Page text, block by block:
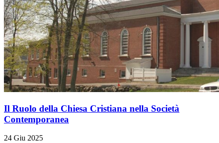
Il Ruolo della Chiesa Cristiana nella Società
Contemporanea
24 Giu 2025